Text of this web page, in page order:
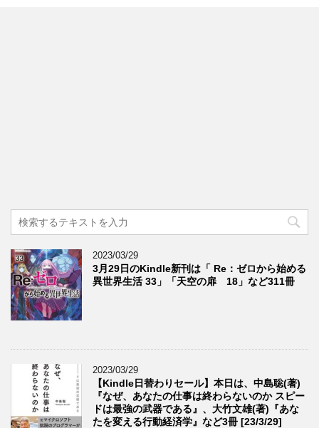
2023/03/29
3月29日のKindle新刊は「 Re：ゼロから始める
異世界生活 33」「天空の扉 18」など311冊
2023/03/29
【Kindle日替わりセール】本日は、中島聡(著)
『なぜ、あなたの仕事は終わらないのか スピー
ドは最強の武器である』、大竹文雄(著)『あな
たを変える行動経済学』など3冊 [23/3/29]